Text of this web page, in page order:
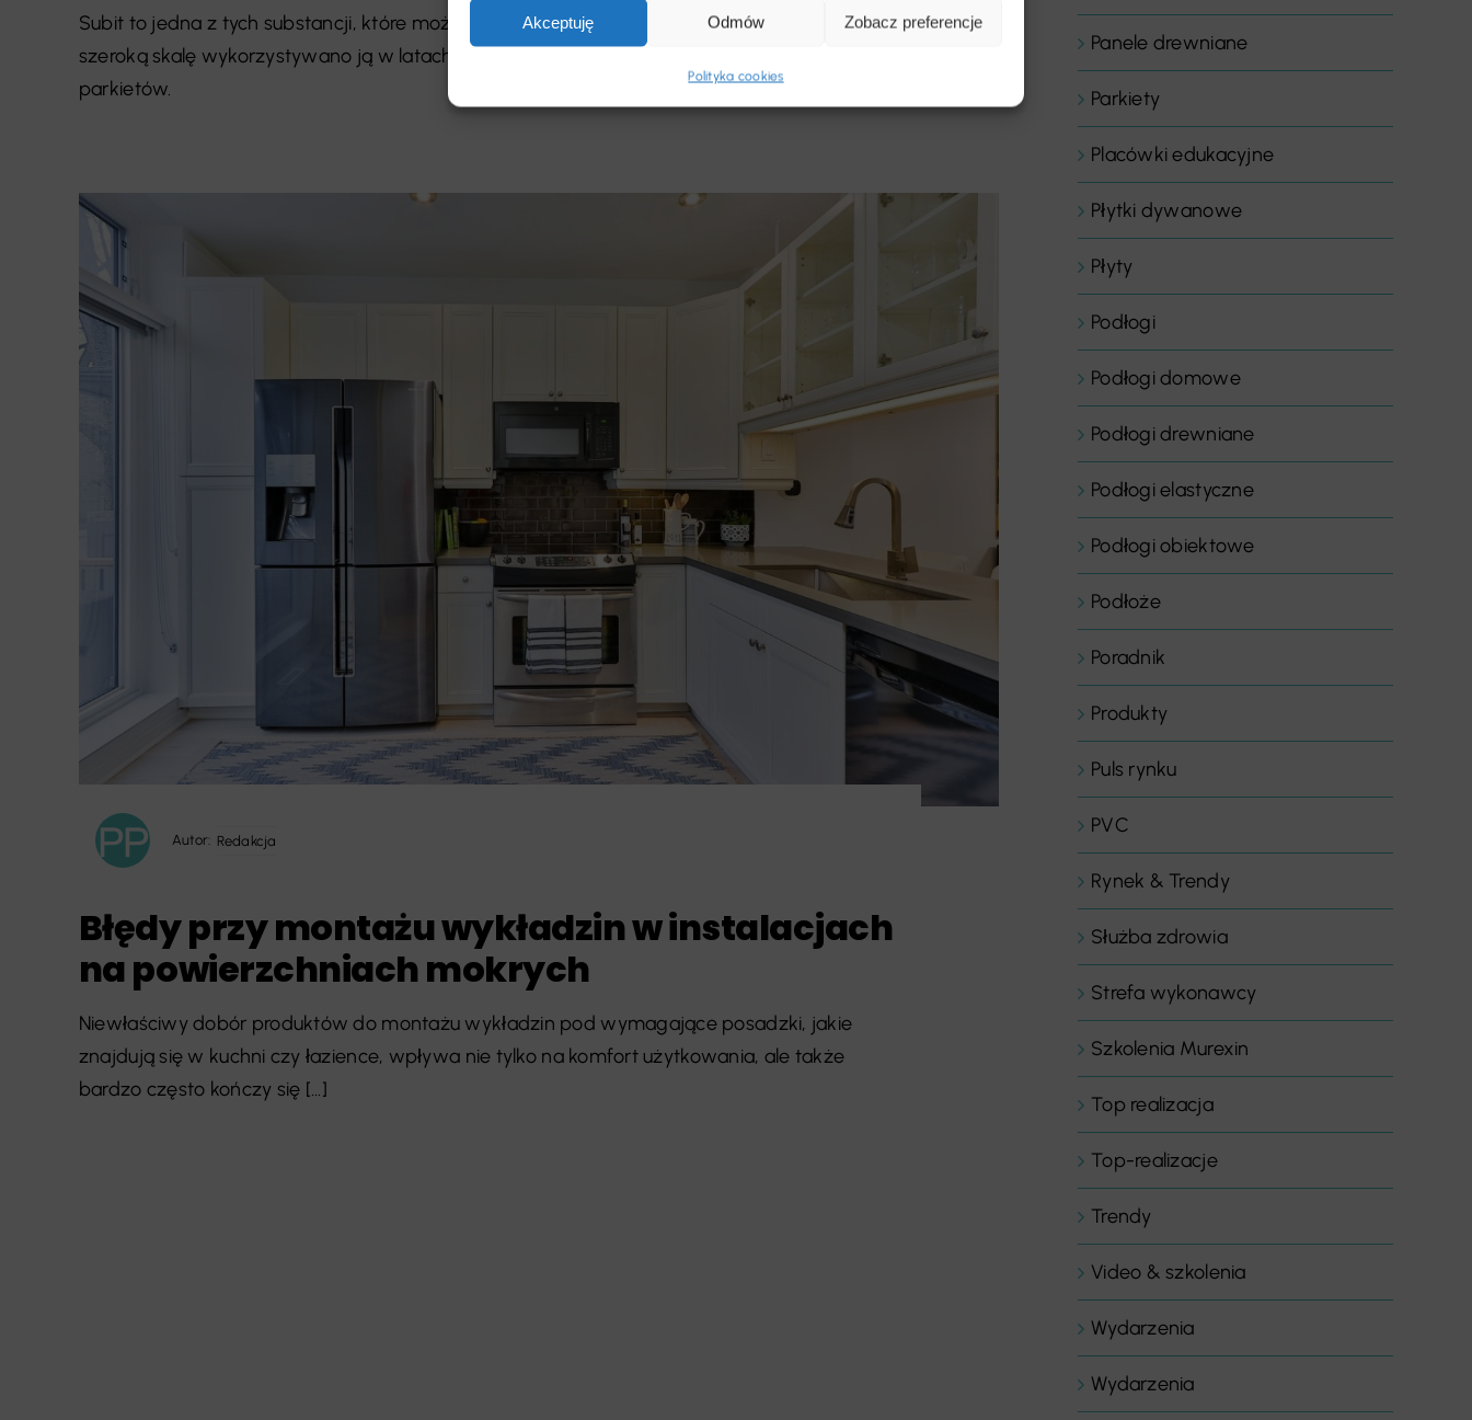
Akceptuję Odmów Zobacz preferencje
Polityka cookies
Subit to jedna z tych substancji, które można uznać za bombę z opóźnionym zapłonem. Na
szeroką skalę wykorzystywano ją w latach 80. podczas budowy domów i kładzenia
parkietów.
Autor: Redakcja
Błędy przy montażu wykładzin w instalacjach
na powierzchniach mokrych
Niewłaściwy dobór produktów do montażu wykładzin pod wymagające posadzki, jakie
znajdują się w kuchni czy łazience, wpływa nie tylko na komfort użytkowania, ale także
bardzo często kończy się [...]
Panele drewniane
Parkiety
Placówki edukacyjne
Płytki dywanowe
Płyty
Podłogi
Podłogi domowe
Podłogi drewniane
Podłogi elastyczne
Podłogi obiektowe
Podłoże
Poradnik
Produkty
Puls rynku
PVC
Rynek & Trendy
Służba zdrowia
Strefa wykonawcy
Szkolenia Murexin
Top realizacja
Top-realizacje
Trendy
Video & szkolenia
Wydarzenia
Wydarzenia